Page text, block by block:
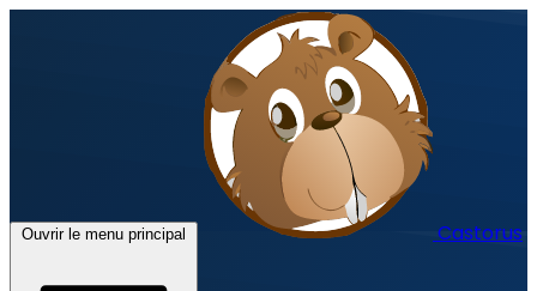
Ouvrir le menu principal Castorus